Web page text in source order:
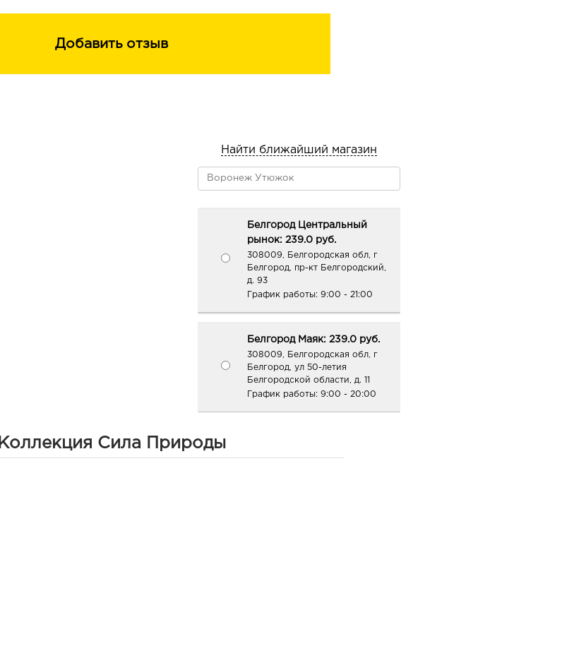
Добавить отзыв
Найти ближайший магазин
Белгород Центральный
рынок: 239.0 руб.
308009, Белгородская обл, г
Белгород, пр-кт Белгородский,
д. 93
График работы: 9:00 - 21:00
Белгород Маяк: 239.0 руб.
308009, Белгородская обл, г
Белгород, ул 50-летия
Белгородской области, д. 11
График работы: 9:00 - 20:00
Коллекция Сила Природы